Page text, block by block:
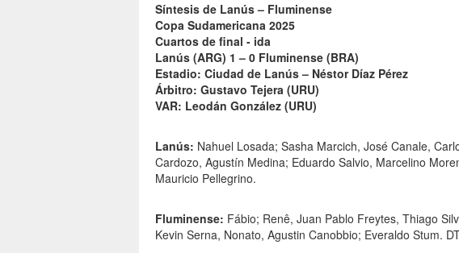
Síntesis de Lanús – Fluminense
Copa Sudamericana 2025
Cuartos de final - ida
Lanús (ARG) 1 – 0 Fluminense (BRA)
Estadio: Ciudad de Lanús – Néstor Díaz Pérez
Árbitro: Gustavo Tejera (URU)
VAR: Leodán González (URU)
Lanús: Nahuel Losada; Sasha Marcich, José Canale,
Cardozo, Agustín Medina; Eduardo Salvio, Marcelino
Mauricio Pellegrino.
Fluminense: Fábio; Renê, Juan Pablo Freytes, Thiago
Kevin Serna, Nonato, Agustin Canobbio; Everaldo Stum.